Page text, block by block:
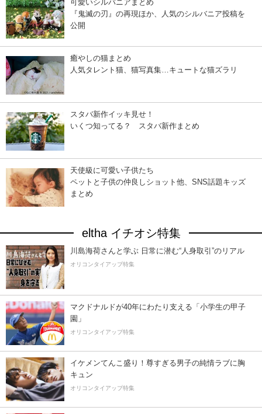
可愛いシルバニアまとめ
『鬼滅の刃』の再現ほか、人気のシルバニア投稿を
公開
癒やしの猫まとめ
人気タレント猫、猫写真集…キュートな猫ズラリ
スタバ新作イッキ見せ！
いくつ知ってる？ スタバ新作まとめ
天使級に可愛い子供たち
ペットと子供の仲良しショット他、SNS話題キッズ
まとめ
eltha イチオシ特集
川島海荷さんと学ぶ 日常に潜む“人身取引”のリアル
オリコンタイアップ特集
マクドナルドが40年にわたり支える「小学生の甲子
園」
オリコンタイアップ特集
イケメンてんこ盛り！尊すぎる男子の純情ラブに胸
キュン
オリコンタイアップ特集